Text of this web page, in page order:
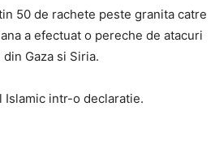
50 de rachete peste granita catre
a efectuat o pereche de atacuri
Gaza si Siria.
Islamic intr-o declaratie.